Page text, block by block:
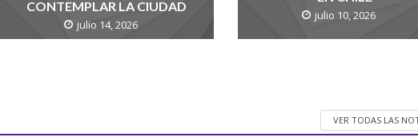
CONTEMPLAR LA CIUDAD
julio 14, 2026
julio 10, 2026
VER TODAS LAS